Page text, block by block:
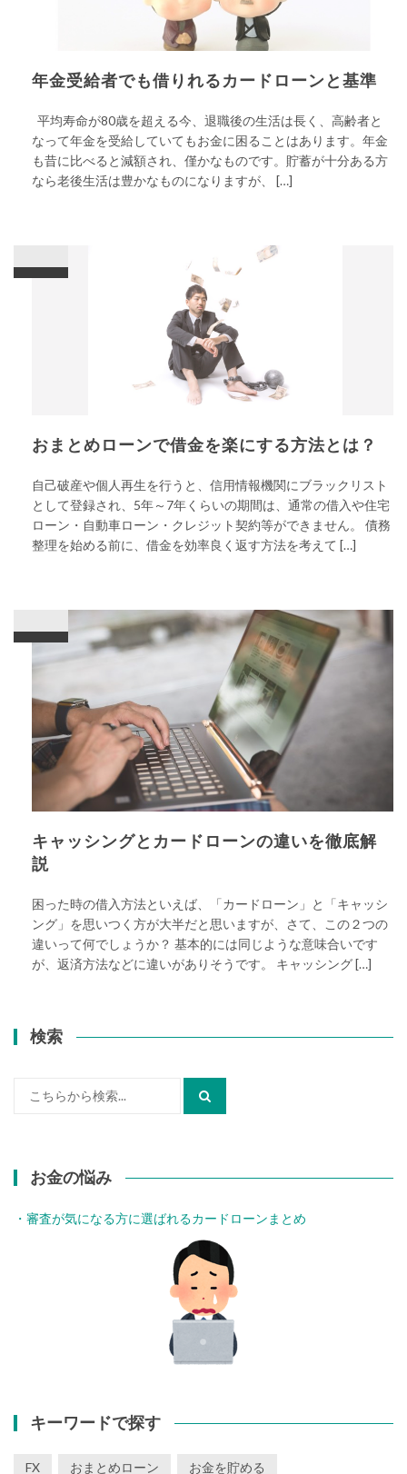
年金受給者でも借りれるカードローンと基準
平均寿命が80歳を超える今、退職後の生活は長く、高齢者と
なって年金を受給していてもお金に困ることはあります。年金
も昔に比べると減額され、僅かなものです。貯蓄が十分ある方
なら老後生活は豊かなものになりますが、 […]
おまとめローンで借金を楽にする方法とは？
自己破産や個人再生を行うと、信用情報機関にブラックリスト
として登録され、5年～7年くらいの期間は、通常の借入や住宅
ローン・自動車ローン・クレジット契約等ができません。 債務
整理を始める前に、借金を効率良く返す方法を考えて […]
キャッシングとカードローンの違いを徹底解
説
困った時の借入方法といえば、「カードローン」と「キャッシ
ング」を思いつく方が大半だと思いますが、さて、この２つの
違いって何でしょうか？ 基本的には同じような意味合いです
が、返済方法などに違いがありそうです。 キャッシング […]
検索
お金の悩み
・審査が気になる方に選ばれるカードローンまとめ
キーワードで探す
FX おまとめローン お金を貯める